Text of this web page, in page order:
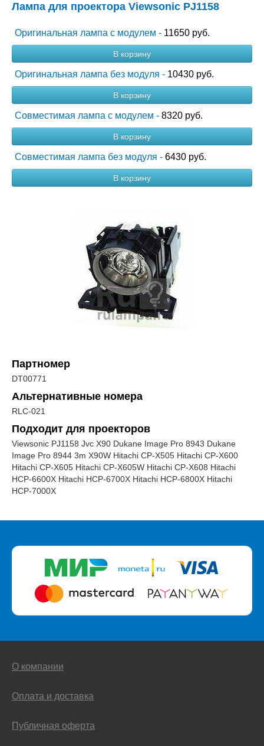
Лампа для проектора Viewsonic PJ1158
Оригинальная лампа с модулем - 11650 руб.
В корзину
Оригинальная лампа без модуля - 10430 руб.
В корзину
Совместимая лампа с модулем - 8320 руб.
В корзину
Совместимая лампа без модуля - 6430 руб.
В корзину
Партномер
DT00771
Альтернативные номера
RLC-021
Подходит для проекторов
Viewsonic PJ1158 Jvc X90 Dukane Image Pro 8943 Dukane
Image Pro 8944 3m X90W Hitachi CP-X505 Hitachi CP-X600
Hitachi CP-X605 Hitachi CP-X605W Hitachi CP-X608 Hitachi
HCP-6600X Hitachi HCP-6700X Hitachi HCP-6800X Hitachi
HCP-7000X
О компании
Оплата и доставка
Публичная оферта